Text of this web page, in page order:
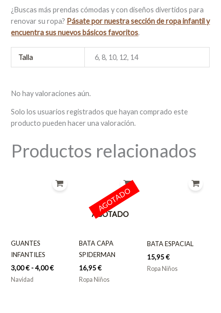
¿Buscas más prendas cómodas y con diseños divertidos para
renovar su ropa? Pásate por nuestra sección de ropa infantil y
encuentra sus nuevos básicos favoritos.
Talla 6, 8, 10, 12, 14
No hay valoraciones aún.
Solo los usuarios registrados que hayan comprado este
producto pueden hacer una valoración.
Productos relacionados
GUANTES
INFANTILES
3,00€ - 4,00€
de
precios:
Navidad
AGOTADO
BATA CAPA
SPIDERMAN
16,95€
Ropa Niños
AGOTADO
BATA ESPACIAL
15,95€
Ropa Niños